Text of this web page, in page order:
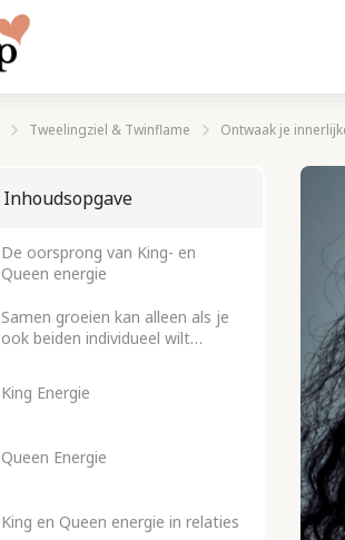
Tweelingziel & Twinflame Ontwaak je
Inhoudsopgave
De oorsprong van King- en
Queen energie
Samen groeien kan alleen als je
ook beiden individueel wilt
King Energie
Queen Energie
King en Queen energie in relaties